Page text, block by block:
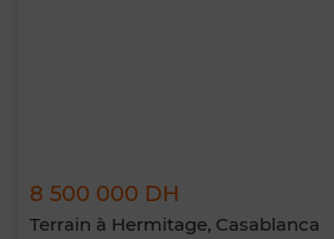
8 500 000 DH
Terrain à Hermitage, Casablanca